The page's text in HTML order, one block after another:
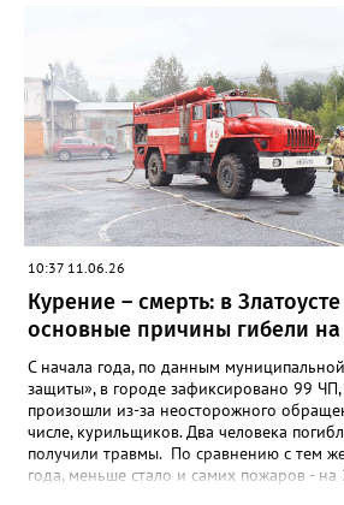
10:37 11.06.26
Курение – смерть: в
основные причины гибели
С начала года, по данным
защиты», в городе зафиксировано 99
произошли из-за неосторожного
числе, курильщиков. Два человека
получили травмы. По сравнению с тем
года, меньше стало и самих пожаров -